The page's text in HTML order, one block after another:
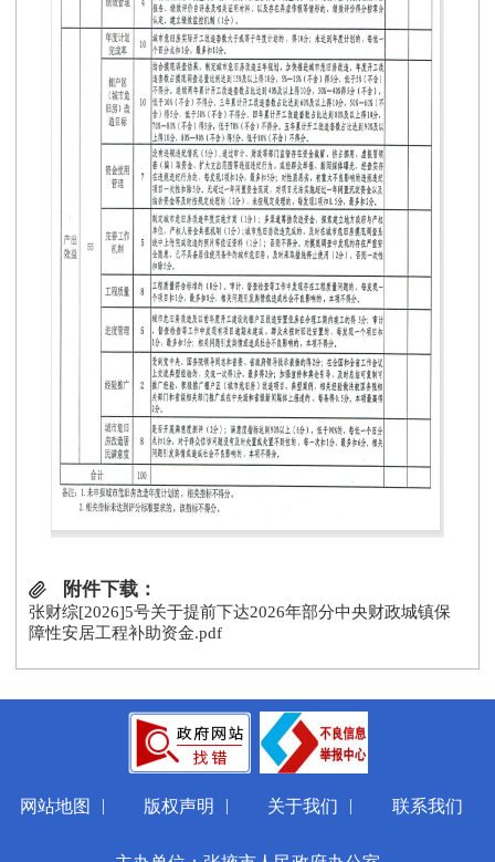
附件下载：
张财综[2026]5号关于提前下达2026年部分中央财政城镇保
障性安居工程补助资金.pdf
网站地图 | 版权声明 | 关于我们 | 联系我们